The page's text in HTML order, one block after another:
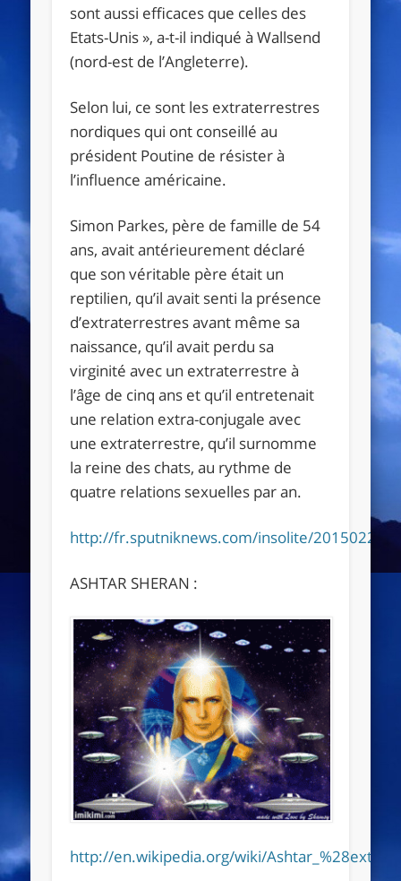
sont aussi efficaces que celles des
Etats-Unis », a-t-il indiqué à Wallsend
(nord-est de l’Angleterre).
Selon lui, ce sont les extraterrestres
nordiques qui ont conseillé au
président Poutine de résister à
l’influence américaine.
Simon Parkes, père de famille de 54
ans, avait antérieurement déclaré
que son véritable père était un
reptilien, qu’il avait senti la présence
d’extraterrestres avant même sa
naissance, qu’il avait perdu sa
virginité avec un extraterrestre à
l’âge de cinq ans et qu’il entretenait
une relation extra-conjugale avec
une extraterrestre, qu’il surnomme
la reine des chats, au rythme de
quatre relations sexuelles par an.
http://fr.sputniknews.com/insolite/20150226/
ASHTAR SHERAN :
http://en.wikipedia.org/wiki/